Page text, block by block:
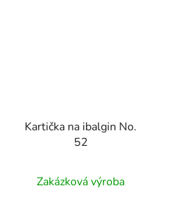
Kartička na ibalgin No.
52
Zakázková výroba